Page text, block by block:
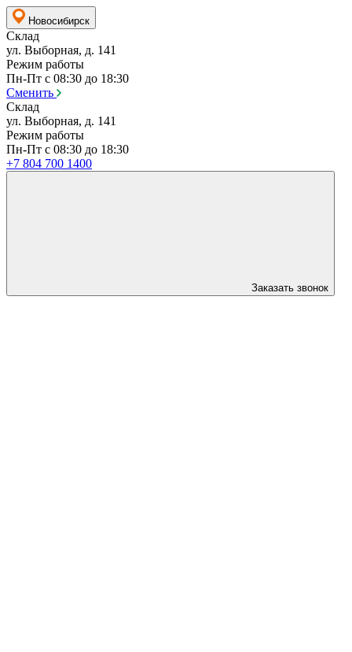
Новосибирск
Склад
ул. Выборная, д. 141
Режим работы
Пн-Пт с 08:30 до 18:30
Сменить
Склад
ул. Выборная, д. 141
Режим работы
Пн-Пт с 08:30 до 18:30
+7 804 700 1400
Заказать звонок